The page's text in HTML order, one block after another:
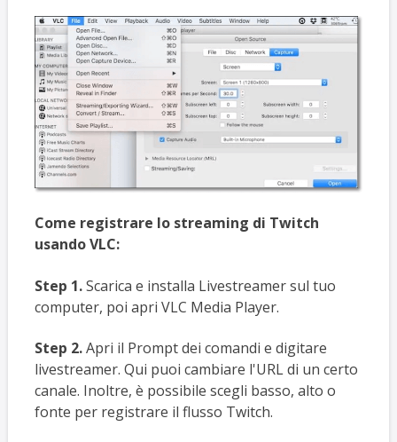
Come registrare lo streaming di Twitch
usando VLC:
Step 1.Scarica e installa Livestreamer sul tuo
computer, poi apri VLC Media Player.
Step 2.Apri il Prompt dei comandi e digitare
livestreamer. Qui puoi cambiare l'URL di un certo
canale. Inoltre, è possibile scegli basso, alto o
fonte per registrare il flusso Twitch.